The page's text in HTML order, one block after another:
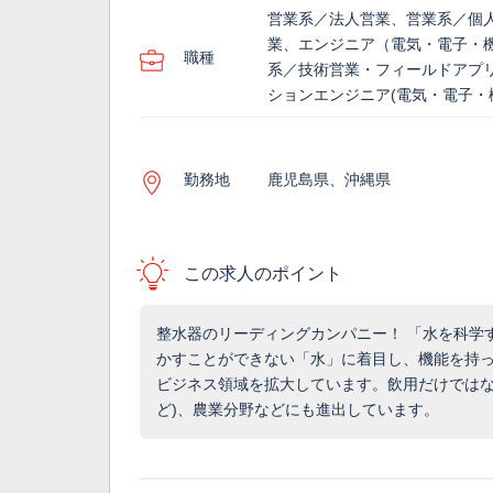
職種
営業系／法人営業、営業系／個
業、エンジニア（電気・電子・
系／技術営業・フィールドアプ
ションエンジニア(電気・電子・
勤務地 鹿児島県、沖縄県
この求人のポイント
整水器のリーディングカンパニー！ 「水を科学
かすことができない「水」に着目し、機能を持
ビジネス領域を拡大しています。飲用だけでは
ど)、農業分野などにも進出しています。